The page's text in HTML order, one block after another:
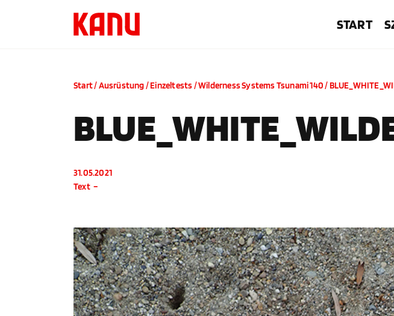
START
Start/Ausrüstung/Einzeltests/Wilderness Systems Tsunami 140/
31.05.2021
Text –